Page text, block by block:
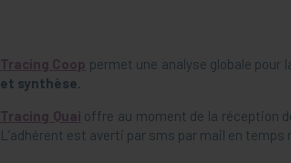
Tracing Coop permet une analyse globale pour
et synthèse.
Tracing Quai offre au moment de la réception
L’adhérent est averti par sms par mail en temps